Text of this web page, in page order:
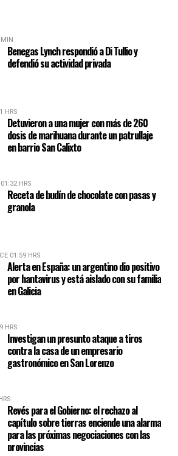
Benegas Lynch respondió a Di Tullio y
defendió su actividad privada
HRS
Detuvieron a una mujer con más de 260
dosis de marihuana durante un patrullaje
en barrio San Calixto
HRS
Receta de budín de chocolate con pasas y
granola
01:59 HRS
Alerta en España: un argentino dio positivo
por hantavirus y está aislado con su familia
en Galicia
HRS
Investigan un presunto ataque a tiros
contra la casa de un empresario
gastronómico en San Lorenzo
Revés para el Gobierno: el rechazo al
capítulo sobre tierras enciende una alarma
para las próximas negociaciones con las
provincias